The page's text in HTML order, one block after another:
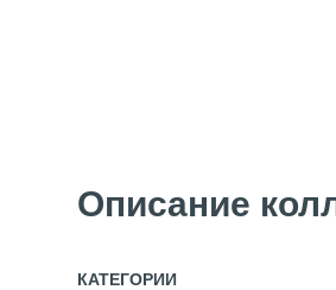
Описание
КАТЕГОРИИ